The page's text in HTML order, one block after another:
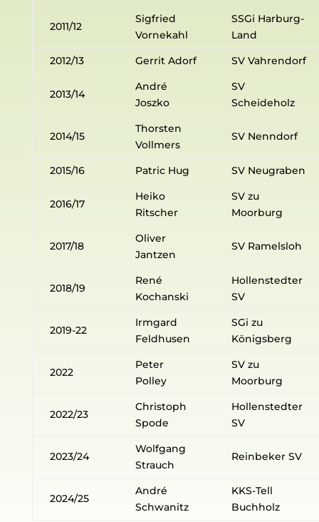
2011/12
Sigfried
Vornekahl
SSGi Harburg-
Land
2012/13
Gerrit Adorf SV Vahrendorf
2013/14
André
Joszko
SV
Scheideholz
2014/15
Thorsten
Vollmers
SV Nenndorf
2015/16 Patric Hug SV Neugraben
2016/17
Heiko
Ritscher
SV zu
Moorburg
2017/18
Oliver
Jantzen
SV Ramelsloh
2018/19
René
Kochanski
Hollenstedter
SV
2019-22
Irmgard
Feldhusen
SGi zu
Königsberg
2022
Peter
Polley
SV zu
Moorburg
2022/23
Christoph
Spode
Hollenstedter
SV
2023/24
Wolfgang
Strauch
Reinbeker SV
2024/25
André
Schwanitz
KKS-Tell
Buchholz